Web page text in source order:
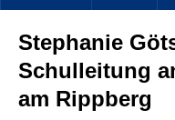
Stephanie
Schulleitung
am Rippberg